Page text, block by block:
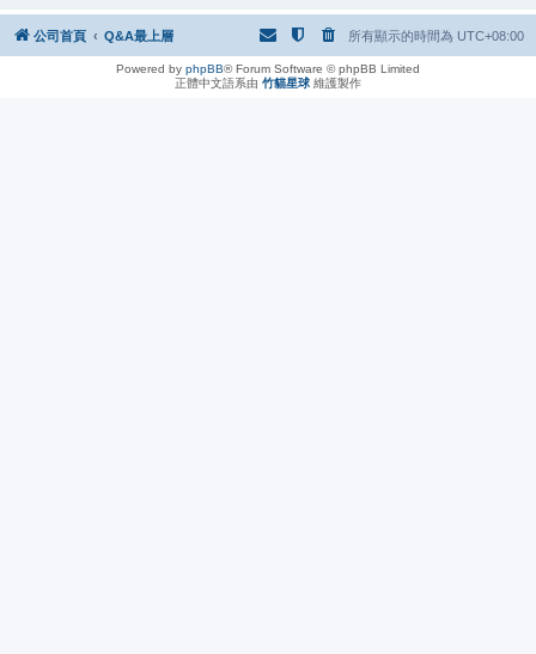
公司首頁 Q&A最上層 所有顯示的時間為 UTC+08:00
Powered by phpBB® Forum Software © phpBB Limited
正體中文語系由 竹貓星球 維護製作